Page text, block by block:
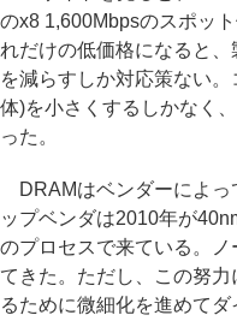
のx8 1,600Mbpsのスポッ
れだけの低価格になると
を減らすしか対応策ない
体)を小さくするしかなく
った。
DRAMはベンダーによっ
ップベンダは2010年が
のプロセスで来ている。
てきた。ただし、この努
るために微細化を進めて